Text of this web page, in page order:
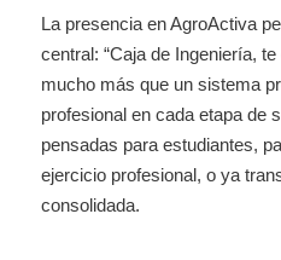
La presencia en AgroActiva
central: “Caja de Ingeniería,
mucho más que un sistema
profesional en cada etapa de
pensadas para estudiantes,
ejercicio profesional, o ya
consolidada.